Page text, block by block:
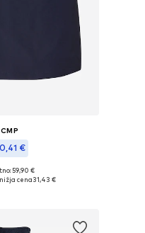
CMP
€
velikosti: 36, 40
59,90 €
cena31,43 €